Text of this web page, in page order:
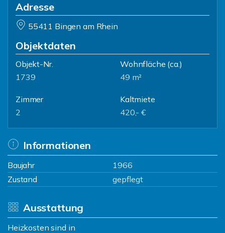
Adresse
55411 Bingen am Rhein
Objektdaten
Objekt-Nr.
1739
Wohnfläche (ca.)
49 m²
Zimmer
2
Kaltmiete
420,- €
Informationen
Baujahr
1966
Zustand
gepflegt
Ausstattung
Heizkosten sind in